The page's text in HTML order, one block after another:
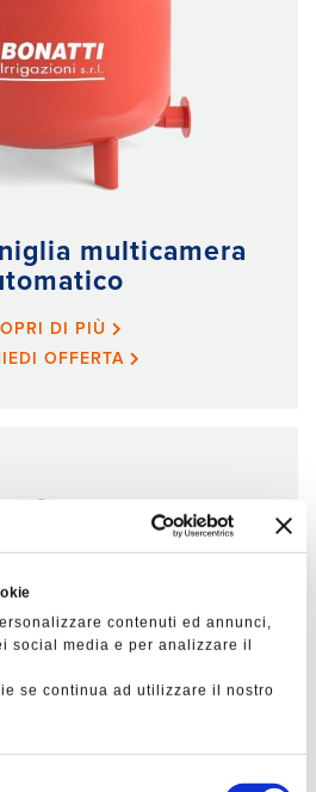
contenuti ed annunci,
social media e per analizzare il
se continua ad utilizzare il nostro
multicamera
DI PIÙ
OFFERTA